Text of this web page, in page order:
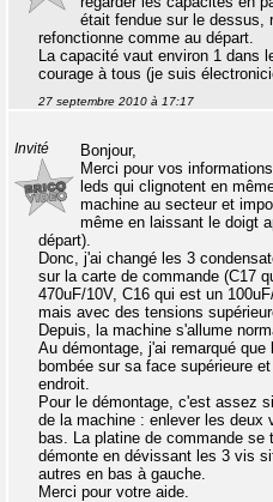
était fendue sur le dessus,
refonctionne comme au départ.
La capacité vaut environ 1
courage à tous (je suis
27 septembre 2010 à 17:17
Invité
Bonjour,
Merci pour vos
leds qui clignotent en
machine au secteur et
même en laissant le doigt
départ).
Donc, j'ai changé les 3
sur la carte de commande (C17
470uF/10V, C16 qui est un
mais avec des tensions
Depuis, la machine s'allume
Au démontage, j'ai remarqué
bombée sur sa face supérieure
endroit.
Pour le démontage, c'est assez
de la machine : enlever les deux
bas. La platine de commande
démonte en dévissant les 3 vis
autres en bas à gauche.
Merci pour votre aide.